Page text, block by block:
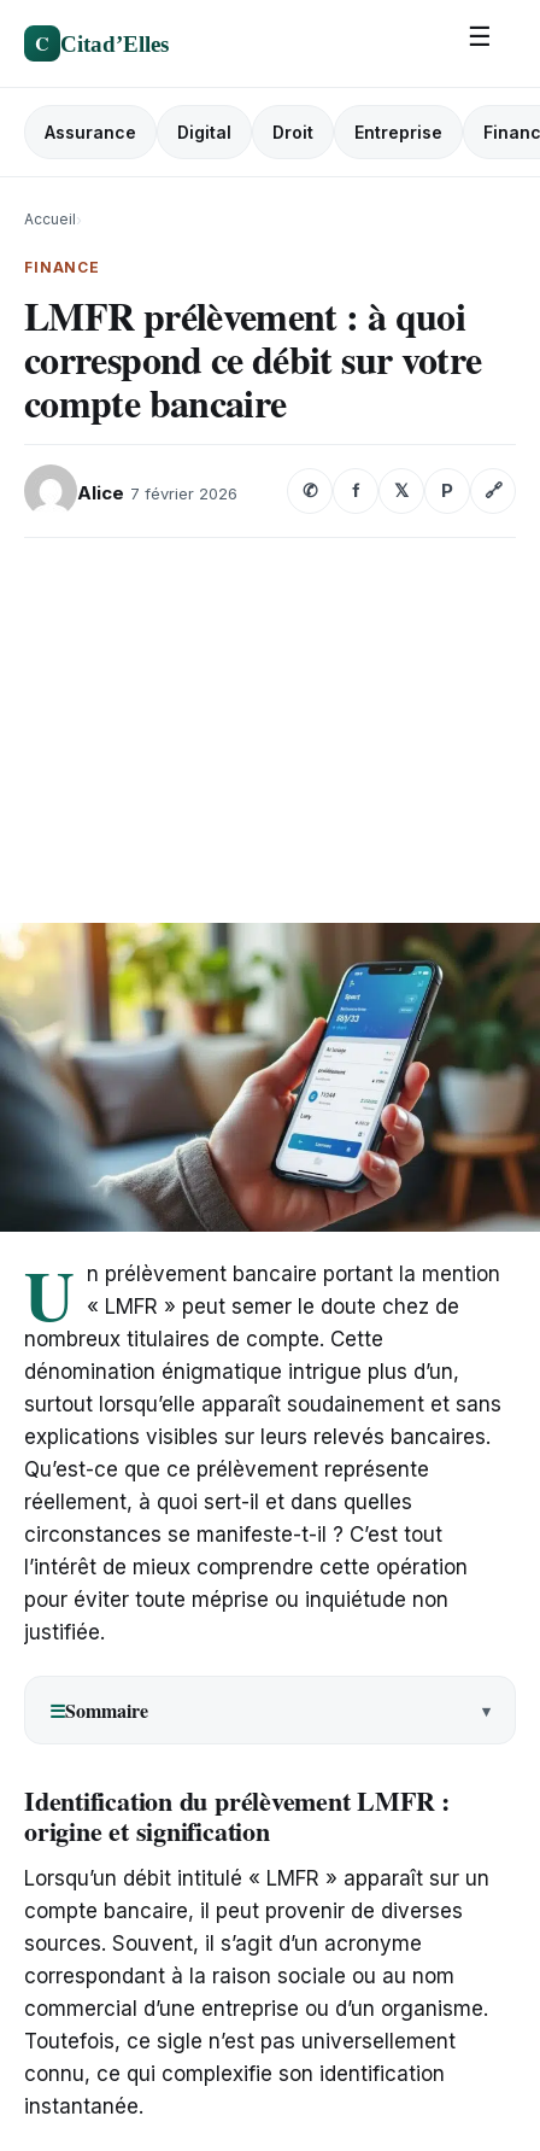
C Citad’Elles ☰
Assurance Digital Droit Entreprise
Accueil›
FINANCE
LMFR prélèvement : à quoi
correspond ce débit sur votre
compte bancaire
Alice 7 février 2026 ✆ f 𝕏 P 🔗
U n prélèvement bancaire portant la mention
« LMFR » peut semer le doute chez de
nombreux titulaires de compte. Cette
dénomination énigmatique intrigue plus d’un,
surtout lorsqu’elle apparaît soudainement et sans
explications visibles sur leurs relevés bancaires.
Qu’est-ce que ce prélèvement représente
réellement, à quoi sert-il et dans quelles
circonstances se manifeste-t-il ? C’est tout
l’intérêt de mieux comprendre cette opération
pour éviter toute méprise ou inquiétude non
justifiée.
☰Sommaire
Identification du prélèvement LMFR :
origine et signification
Lorsqu’un débit intitulé « LMFR » apparaît sur un
compte bancaire, il peut provenir de diverses
sources. Souvent, il s’agit d’un acronyme
correspondant à la raison sociale ou au nom
commercial d’une entreprise ou d’un organisme.
Toutefois, ce sigle n’est pas universellement
connu, ce qui complexifie son identification
instantanée.